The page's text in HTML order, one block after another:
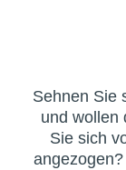
Sehnen Sie
und wollen
Sie sich